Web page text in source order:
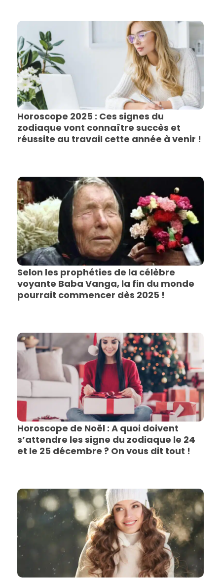
Horoscope 2025 : Ces signes du
zodiaque vont connaître succès et
réussite au travail cette année à venir !
Selon les prophéties de la célèbre
voyante Baba Vanga, la fin du monde
pourrait commencer dès 2025 !
Horoscope de Noël : A quoi doivent
s’attendre les signe du zodiaque le 24
et le 25 décembre ? On vous dit tout !